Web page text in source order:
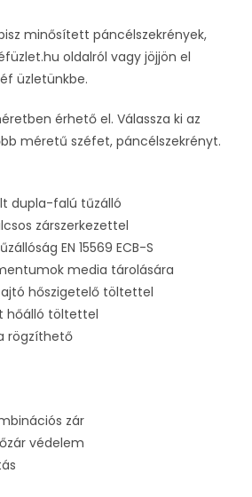
minősített páncélszekrények,
oldalról vagy jöjjön el
üzletünkbe.
érhető el. Válassza ki az
méretű széfet, páncélszekrényt.
dupla-falú tűzálló
zárszerkezettel
EN 15569 ECB-S
media tárolására
hőszigetelő töltettel
hőálló töltettel
rögzíthető
zár
védelem